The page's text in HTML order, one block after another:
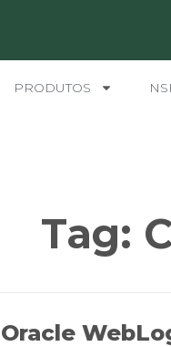
PRODUTOS
Tag:
Oracle